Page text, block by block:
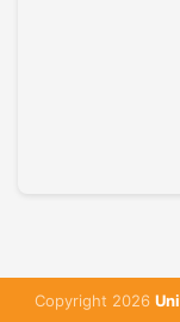
Copyright 2026